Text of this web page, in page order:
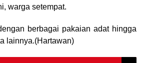
warga setempat.
berbagai pakaian adat hingga
lainnya.(Hartawan)